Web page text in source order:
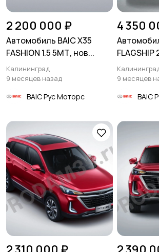
2 200 000 ₽
Автомобиль BAIC X35
FASHION 1.5 5МТ, нов...
Калининград
9 месяцев назад
BAIC Рус Моторс
4 350
FLAGSHIP
9 месяцев
BAIC